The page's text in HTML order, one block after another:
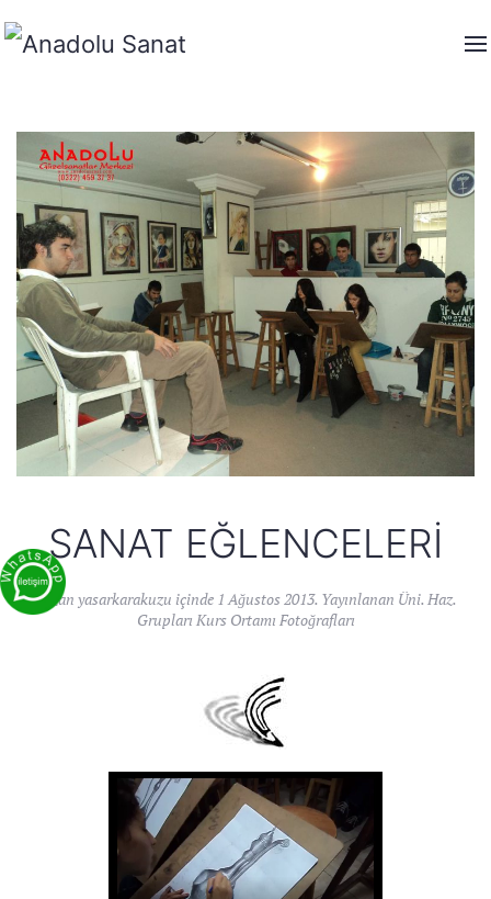
SANAT EĞLENCELERI
Yazan yasarkarakuzu içinde 1 Ağustos 2013. Yayınlanan Üni. Haz.
Grupları Kurs Ortamı Fotoğrafları